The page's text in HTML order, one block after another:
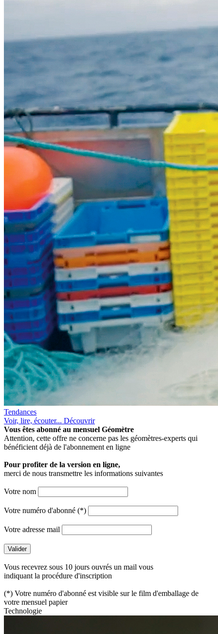
Tendances
Voir, lire, écouter... Découvrir
Vous êtes abonné au mensuel Géomètre
Attention, cette offre ne concerne pas les géomètres-experts qui
bénéficient déjà de l'abonnement en ligne
Pour profiter de la version en ligne,
merci de nous transmettre les informations suivantes
Votre nom
Votre numéro d'abonné (*)
Votre adresse mail
Vous recevrez sous 10 jours ouvrés un mail vous
indiquant la procédure d'inscription
(*) Votre numéro d'abonné est visible sur le film d'emballage de
votre mensuel papier
Technologie